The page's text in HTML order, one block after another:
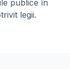
publice în
legii.